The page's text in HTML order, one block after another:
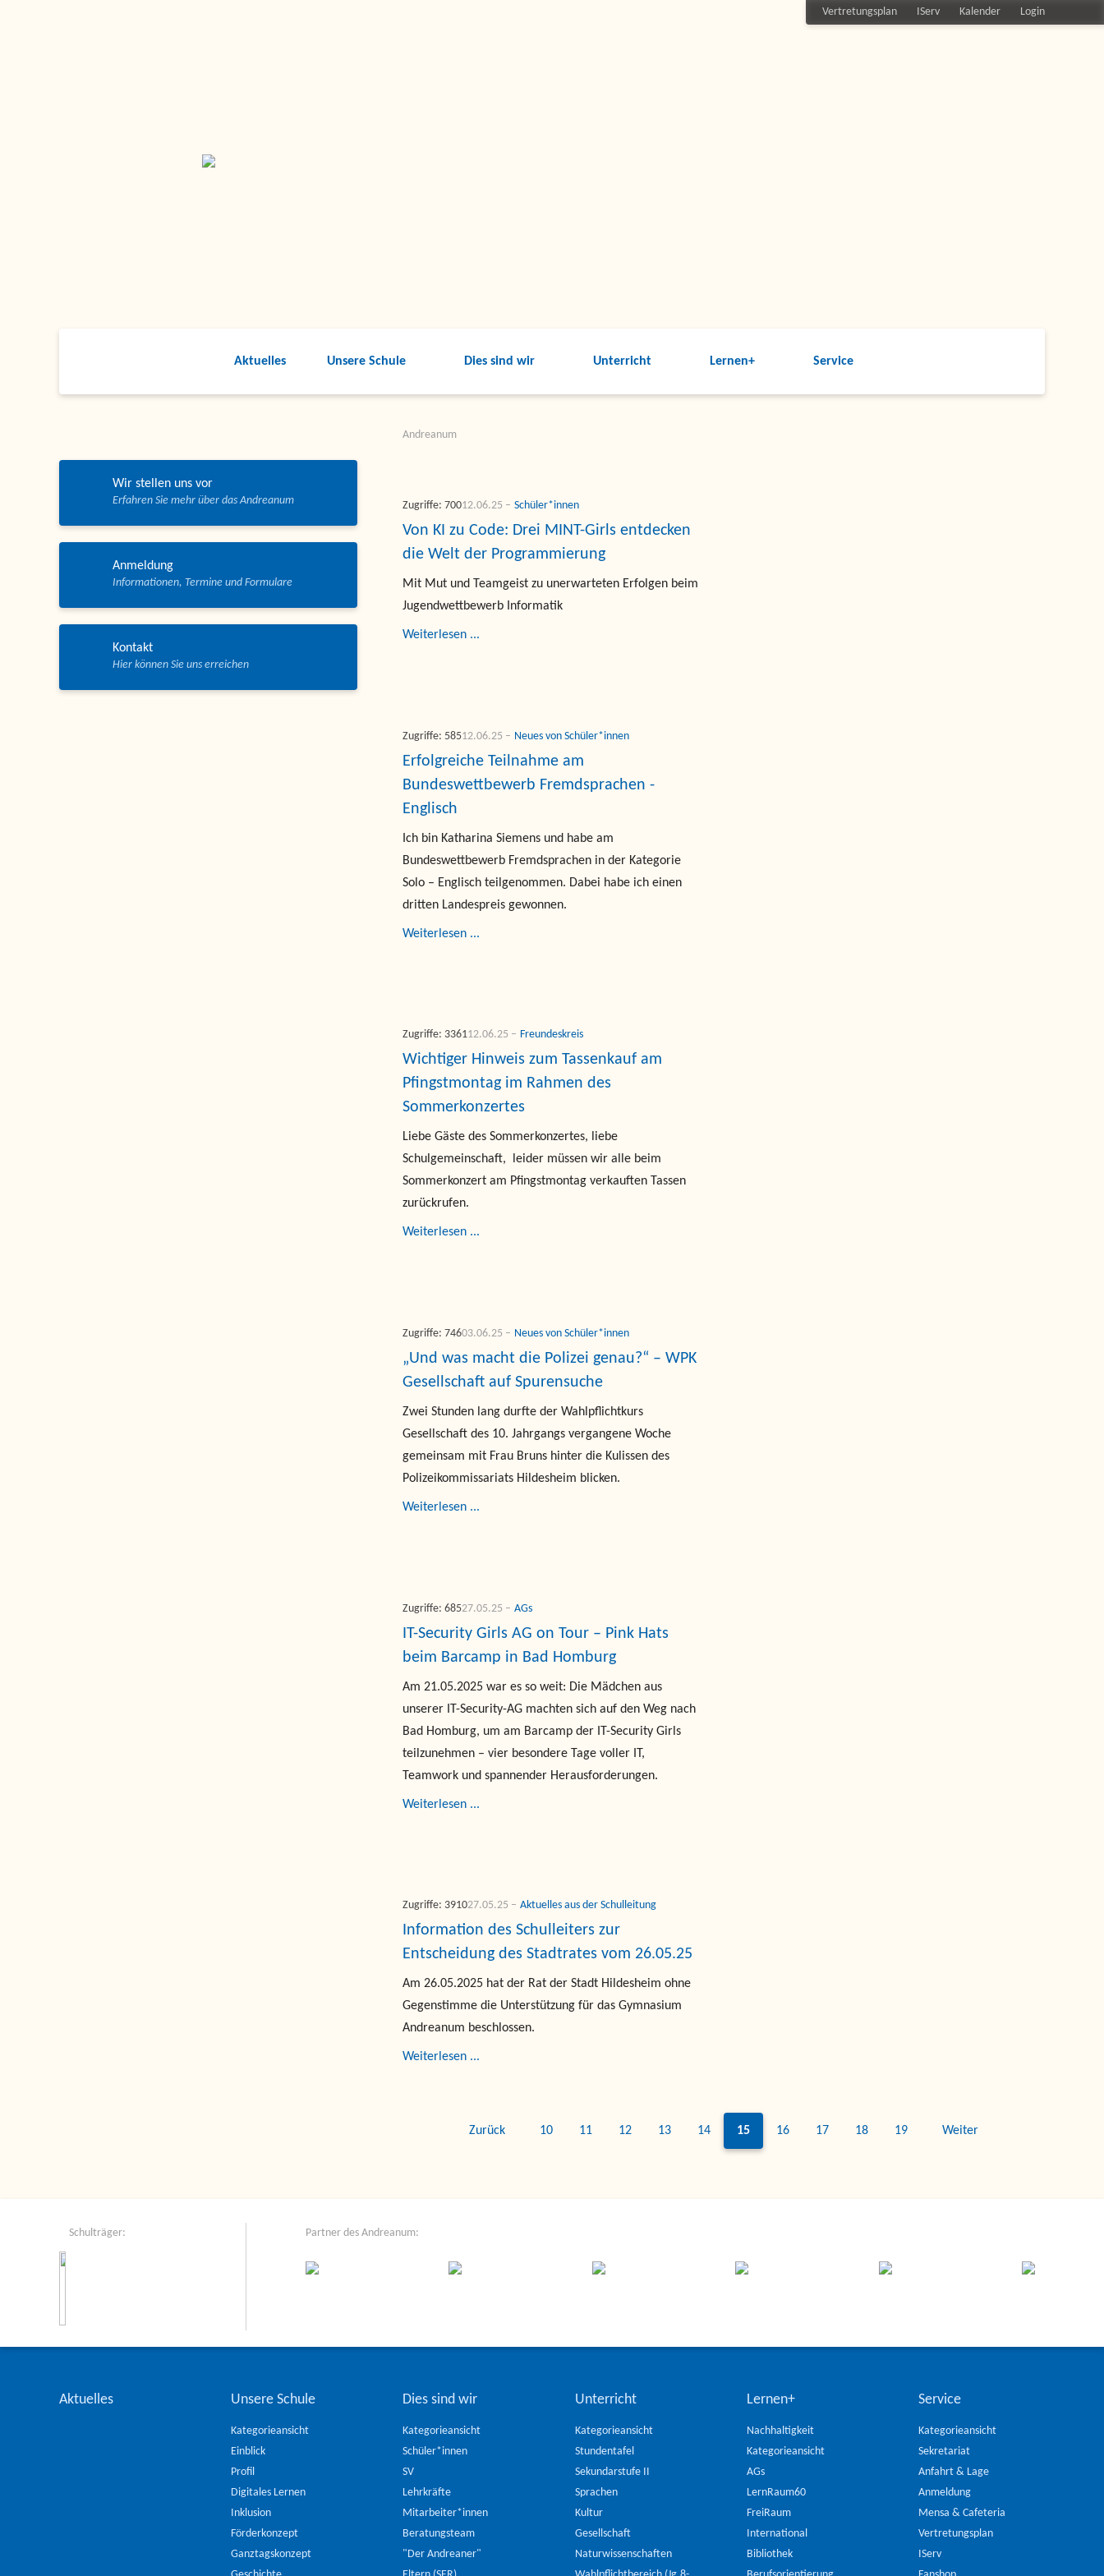
Vertretungsplan IServ Kalender Login
Aktuelles Unsere Schule Dies sind wir Unterricht Lernen+ Service
Wir stellen uns vor
Anmeldung
Kontakt
Andreanum
Von KI zu Code: Drei MINT-Girls entdecken
die Welt der Programmierung
Mit Mut und Teamgeist zu unerwarteten Erfolgen beim
Jugendwettbewerb Informatik
Schüler*innen
12.06.25
Zugriffe: 700
Weiterlesen ...
Erfolgreiche Teilnahme am
Bundeswettbewerb Fremdsprachen -
Englisch
Ich bin Katharina Siemens und habe am
Bundeswettbewerb Fremdsprachen in der Kategorie
Solo – Englisch teilgenommen. Dabei habe ich einen
dritten Landespreis gewonnen.
Neues von Schüler*innen
12.06.25
Zugriffe: 585
Weiterlesen ...
Wichtiger Hinweis zum Tassenkauf am
Pfingstmontag im Rahmen des
Sommerkonzertes
Liebe Gäste des Sommerkonzertes, liebe
Schulgemeinschaft, leider müssen wir alle beim
Sommerkonzert am Pfingstmontag verkauften Tassen
zurückrufen.
Freundeskreis
12.06.25
Zugriffe: 3361
Weiterlesen ...
„Und was macht die Polizei genau?“ – WPK
Gesellschaft auf Spurensuche
Zwei Stunden lang durfte der Wahlpflichtkurs
Gesellschaft des 10. Jahrgangs vergangene Woche
gemeinsam mit Frau Bruns hinter die Kulissen des
Polizeikommissariats Hildesheim blicken.
Neues von Schüler*innen
03.06.25
Zugriffe: 746
Weiterlesen ...
IT-Security Girls AG on Tour – Pink Hats
beim Barcamp in Bad Homburg
Am 21.05.2025 war es so weit: Die Mädchen aus
unserer IT-Security-AG machten sich auf den Weg nach
Bad Homburg, um am Barcamp der IT-Security Girls
teilzunehmen – vier besondere Tage voller IT,
Teamwork und spannender Herausforderungen.
AGs
27.05.25
Zugriffe: 685
Weiterlesen ...
Information des Schulleiters zur
Entscheidung des Stadtrates vom 26.05.25
Am 26.05.2025 hat der Rat der Stadt Hildesheim ohne
Gegenstimme die Unterstützung für das Gymnasium
Andreanum beschlossen.
Aktuelles aus der Schulleitung
27.05.25
Zugriffe: 3910
Weiterlesen ...
Zurück 10 11 12 13 14 15 16 17 18 19 Weiter
Schulträger: Partner des Andreanum:
Aktuelles Unsere Schule
Kategorieansicht
Einblick
Profil
Digitales Lernen
Inklusion
Förderkonzept
Ganztagskonzept
Dies sind wir
Kategorieansicht
Schüler*innen
SV
Lehrkräfte
Mitarbeiter*innen
Beratungsteam
"Der Andreaner"
Unterricht
Kategorieansicht
Stundentafel
Sekundarstufe II
Sprachen
Kultur
Gesellschaft
Naturwissenschaften
Lernen+
Nachhaltigkeit
Kategorieansicht
AGs
LernRaum60
FreiRaum
International
Bibliothek
Service
Kategorieansicht
Sekretariat
Anfahrt & Lage
Anmeldung
Mensa & Cafeteria
Vertretungsplan
IServ